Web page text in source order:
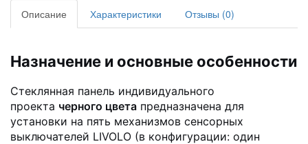
Описание
Характеристики Отзывы (0)
Назначение и основные особенности
Стеклянная панель индивидуального
проекта черного цвета предназначена для
установки на пять механизмов сенсорных
выключателей LIVOLO (в конфигурации: один